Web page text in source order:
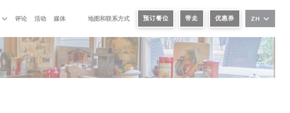
评论 活动 媒体
((在新窗口中打开))
((在新窗口中打开))
地图和联系方式 预订餐位 带走 优惠券 ZH